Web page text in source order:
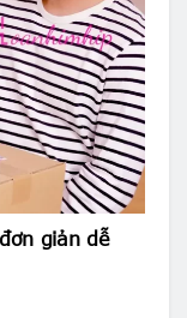
giản dễ